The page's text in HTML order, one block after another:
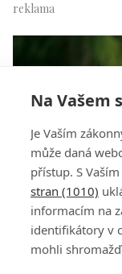
Na Vašem
Je Vaším
může daná
přístup. S
stran (1010)
informacím na
identifikátory v
mohli